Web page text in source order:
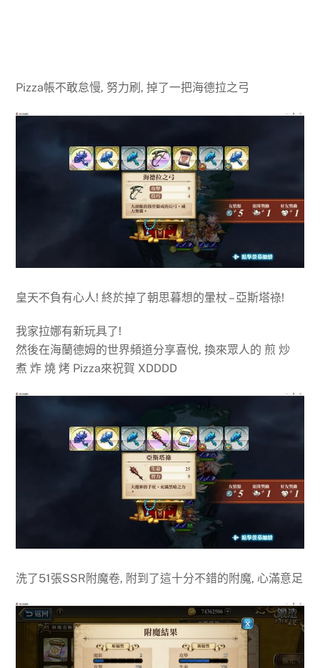
Pizza帳不敢怠慢, 努力刷, 掉了一把海德拉之弓
皇天不負有心人! 終於掉了朝思暮想的暈杖 – 亞斯塔祿!
我家拉娜有新玩具了!
然後在海蘭德姆的世界頻道分享喜悅, 換來眾人的 煎 炒
煮 炸 燒 烤 Pizza來祝賀 XDDDD
洗了51張SSR附魔卷, 附到了這十分不錯的附魔, 心滿意足